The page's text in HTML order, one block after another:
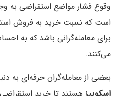
وقوع فشار مواضع استقراضی به
است که نسبت خرید به فروش
برای معامله‌گرانی باشد که به
می‌کنند.
بعضی از معامله‌گران حرفه‌ای به
اسکوییز هستند تا خرید